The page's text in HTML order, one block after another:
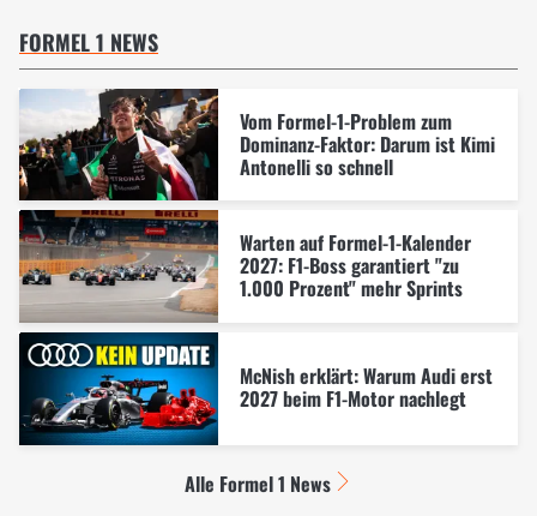
FORMEL 1 NEWS
Vom Formel-1-Problem zum
Dominanz-Faktor: Darum ist Kimi
Antonelli so schnell
Warten auf Formel-1-Kalender
2027: F1-Boss garantiert "zu
1.000 Prozent" mehr Sprints
McNish erklärt: Warum Audi erst
2027 beim F1-Motor nachlegt
Alle Formel 1 News